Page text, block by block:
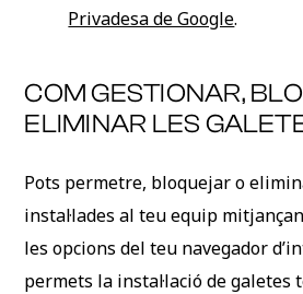
Privadesa de Google.
COM GESTIONAR,
ELIMINAR LES
Pots permetre, bloquejar o
instal·lades al teu equip
les opcions del teu navegador
permets la instal·lació de galetes